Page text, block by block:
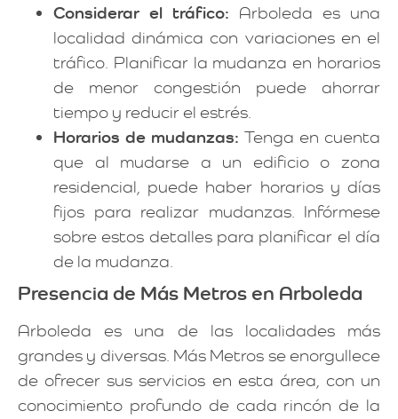
Considerar el tráfico: Arboleda es una
localidad dinámica con variaciones en el
tráfico. Planificar la mudanza en horarios
de menor congestión puede ahorrar
tiempo y reducir el estrés.
Horarios de mudanzas: Tenga en cuenta
que al mudarse a un edificio o zona
residencial, puede haber horarios y días
fijos para realizar mudanzas. Infórmese
sobre estos detalles para planificar el día
de la mudanza.
Presencia de Más Metros en Arboleda
Arboleda es una de las localidades más
grandes y diversas. Más Metros se enorgullece
de ofrecer sus servicios en esta área, con un
conocimiento profundo de cada rincón de la